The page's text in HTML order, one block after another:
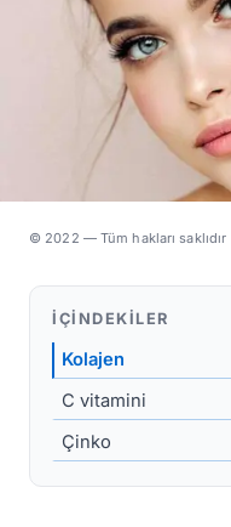
© 2022 — Tüm hakları saklıdır
İÇINDEKILER
Kolajen
C vitamini
Çinko